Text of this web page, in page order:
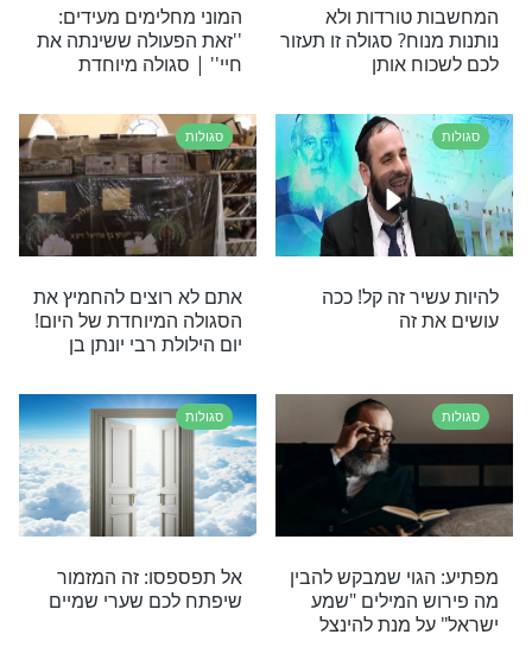
אל תחמיצו: 4 סגולות
חודש אדר
הסגולה המיוחדת שגורמת
לישועות: 40 יום בכותל
המערבי
סגולות